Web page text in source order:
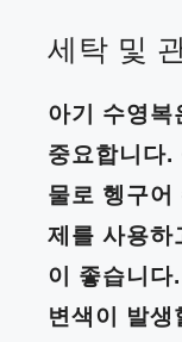
세탁 및
아기 수영복
중요합니다.
물로 헹구어
제를 사용하
이 좋습니다
변색이 발